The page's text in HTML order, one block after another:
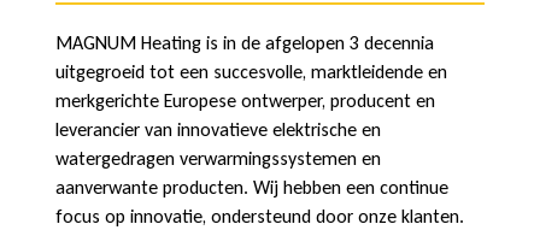
MAGNUM Heating is in de afgelopen 3 decennia
uitgegroeid tot een succesvolle, marktleidende en
merkgerichte Europese ontwerper, producent en
leverancier van innovatieve elektrische en
watergedragen verwarmingssystemen en
aanverwante producten. Wij hebben een continue
focus op innovatie, ondersteund door onze klanten.